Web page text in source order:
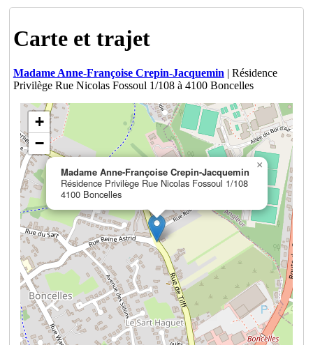
Carte et trajet
Madame Anne-Françoise Crepin-Jacquemin | Résidence
Privilège Rue Nicolas Fossoul 1/108 à 4100 Boncelles
Madame Anne-Françoise Crepin-Jacquemin
Résidence Privilège Rue Nicolas Fossoul 1/108
4100 Boncelles
×
+
−